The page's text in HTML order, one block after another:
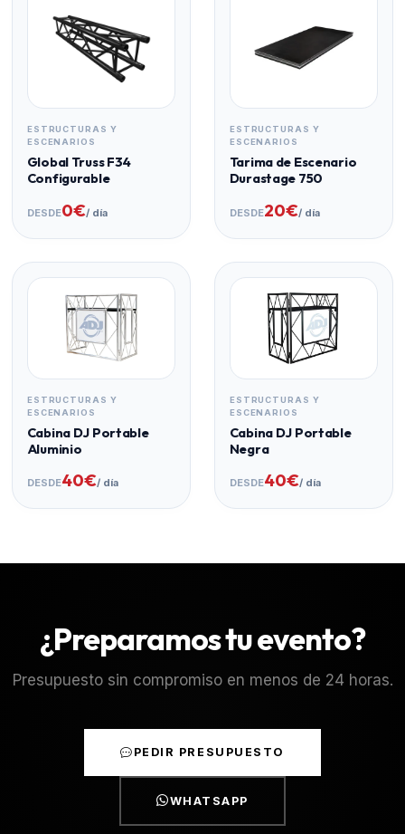
ESTRUCTURAS Y
ESCENARIOS
Global Truss F34
Configurable
DESDE0€/ día
ESTRUCTURAS Y
ESCENARIOS
Tarima de Escenario
Durastage 750
DESDE20€/ día
ESTRUCTURAS Y
ESCENARIOS
Cabina DJ Portable
Aluminio
DESDE40€/ día
ESTRUCTURAS Y
ESCENARIOS
Cabina DJ Portable
Negra
DESDE40€/ día
¿Preparamos tu evento?
Presupuesto sin compromiso en menos de 24 horas.
PEDIR PRESUPUESTO
WHATSAPP